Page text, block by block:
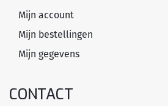
Mijn account
Mijn bestellingen
Mijn gegevens
CONTACT